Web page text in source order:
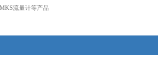
流量计等产品